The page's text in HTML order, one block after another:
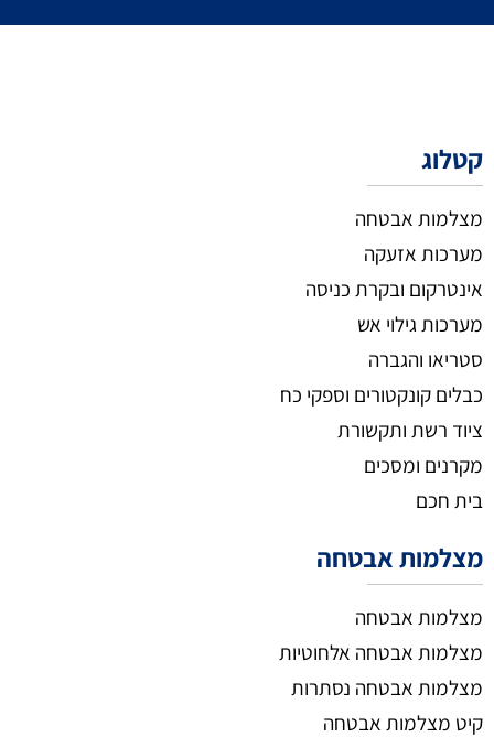
קטלוג
מצלמות אבטחה
מערכות אזעקה
אינטרקום ובקרת כניסה
מערכות גילוי אש
סטריאו והגברה
כבלים קונקטורים וספקי כח
ציוד רשת ותקשורת
מקרנים ומסכים
בית חכם
מצלמות אבטחה
מצלמות אבטחה
מצלמות אבטחה אלחוטיות
מצלמות אבטחה נסתרות
קיט מצלמות אבטחה